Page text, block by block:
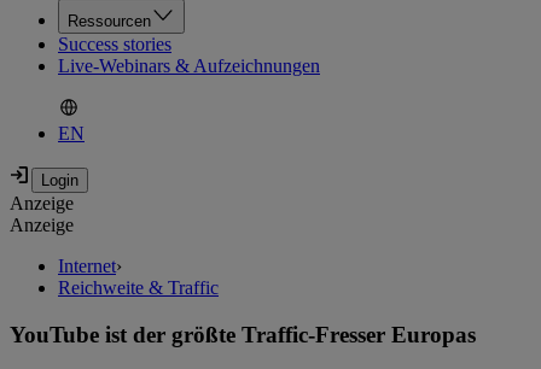
Ressourcen
Success stories
Live-Webinars & Aufzeichnungen
EN
Anzeige
Anzeige
Internet›
Reichweite & Traffic
YouTube ist der größte Traffic-Fresser Europas